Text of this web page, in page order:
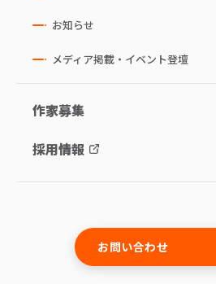
お知らせ
メディア掲載・イベント登壇
作家募集
採用情報
お問い合わせ